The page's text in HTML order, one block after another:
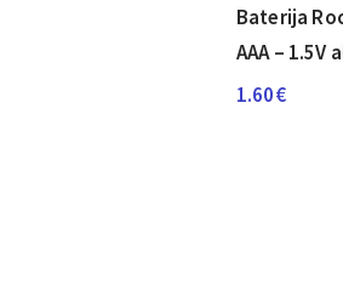
Baterija
AAA – 1.5V
1.60€